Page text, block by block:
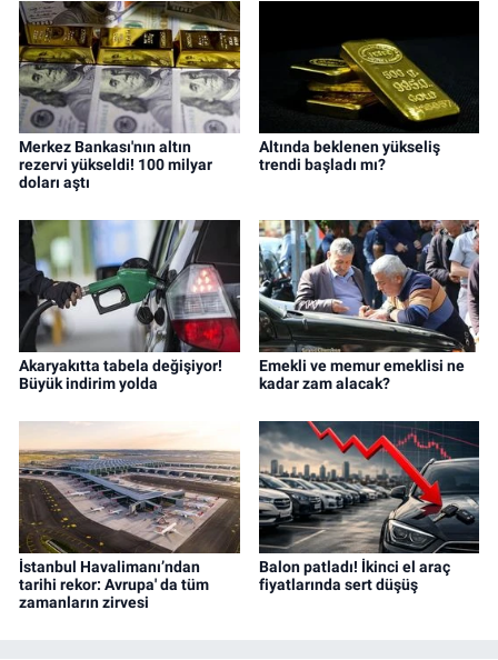
Merkez Bankası'nın altın
rezervi yükseldi! 100 milyar
doları aştı
Altında beklenen yükseliş
trendi başladı mı?
Akaryakıtta tabela değişiyor!
Büyük indirim yolda
Emekli ve memur emeklisi ne
kadar zam alacak?
İstanbul Havalimanı’ndan
tarihi rekor: Avrupa' da tüm
zamanların zirvesi
Balon patladı! İkinci el araç
fiyatlarında sert düşüş